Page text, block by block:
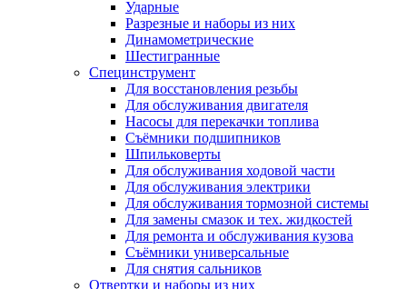
Ударные
Разрезные и наборы из них
Динамометрические
Шестигранные
Специнструмент
Для восстановления резьбы
Для обслуживания двигателя
Насосы для перекачки топлива
Съёмники подшипников
Шпильковерты
Для обслуживания ходовой части
Для обслуживания электрики
Для обслуживания тормозной системы
Для замены смазок и тех. жидкостей
Для ремонта и обслуживания кузова
Съёмники универсальные
Для снятия сальников
Отвертки и наборы из них